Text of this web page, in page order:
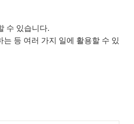
수 있습니다.
등 여러 가지 일에 활용할 수 있